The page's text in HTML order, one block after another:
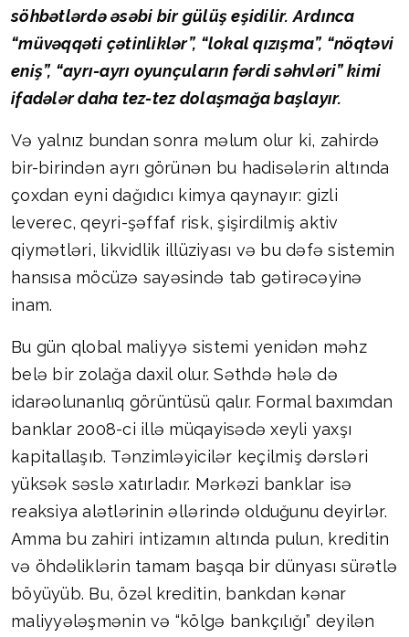
söhbətlərdə əsəbi bir gülüş eşidilir. Ardınca
“müvəqqəti çətinliklər”, “lokal qızışma”, “nöqtəvi
eniş”, “ayrı-ayrı oyunçuların fərdi səhvləri” kimi
ifadələr daha tez-tez dolaşmağa başlayır.
Və yalnız bundan sonra məlum olur ki, zahirdə
bir-birindən ayrı görünən bu hadisələrin altında
çoxdan eyni dağıdıcı kimya qaynayır: gizli
leverec, qeyri-şəffaf risk, şişirdilmiş aktiv
qiymətləri, likvidlik illüziyası və bu dəfə sistemin
hansısa möcüzə sayəsində tab gətirəcəyinə
inam.
Bu gün qlobal maliyyə sistemi yenidən məhz
belə bir zolağa daxil olur. Səthdə hələ də
idarəolunanlıq görüntüsü qalır. Formal baxımdan
banklar 2008-ci illə müqayisədə xeyli yaxşı
kapitallaşıb. Tənzimləyicilər keçilmiş dərsləri
yüksək səslə xatırladır. Mərkəzi banklar isə
reaksiya alətlərinin əllərində olduğunu deyirlər.
Amma bu zahiri intizamın altında pulun, kreditin
və öhdəliklərin tamam başqa bir dünyası sürətlə
böyüyüb. Bu, özəl kreditin, bankdan kənar
maliyyələşmənin və “kölgə bankçılığı” deyilən